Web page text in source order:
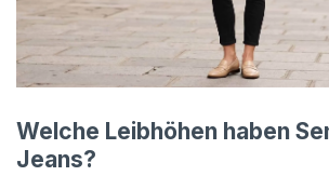
Welche Leibhöhen haben
Jeans?